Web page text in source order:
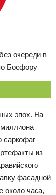
очереди в
Босфору.
эпох. На
саркофаг
из
фасадной
около часа,